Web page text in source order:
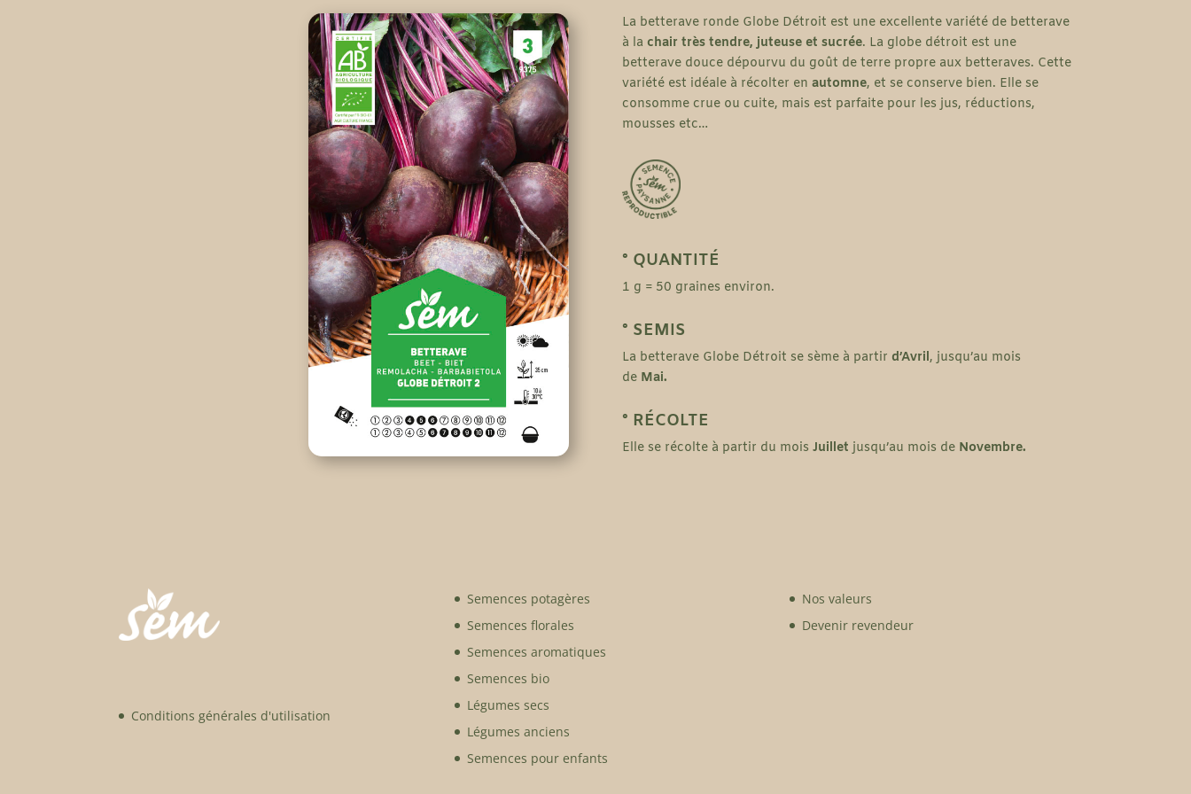
La betterave ronde Globe Détroit est une excellente variété de betterave
à la chair très tendre, juteuse et sucrée. La globe détroit est une
betterave douce dépourvu du goût de terre propre aux betteraves. Cette
variété est idéale à récolter en automne, et se conserve bien. Elle se
consomme crue ou cuite, mais est parfaite pour les jus, réductions,
mousses etc…
° QUANTITÉ
1 g = 50 graines environ.
° SEMIS
La betterave Globe Détroit se sème à partir d’Avril, jusqu’au mois
de Mai.
° RÉCOLTE
Elle se récolte à partir du mois Juilletjusqu’au mois deNovembre.
Conditions générales d'utilisation
Semences potagères
Semences florales
Semences aromatiques
Semences bio
Légumes secs
Légumes anciens
Semences pour enfants
Nos valeurs
Devenir revendeur